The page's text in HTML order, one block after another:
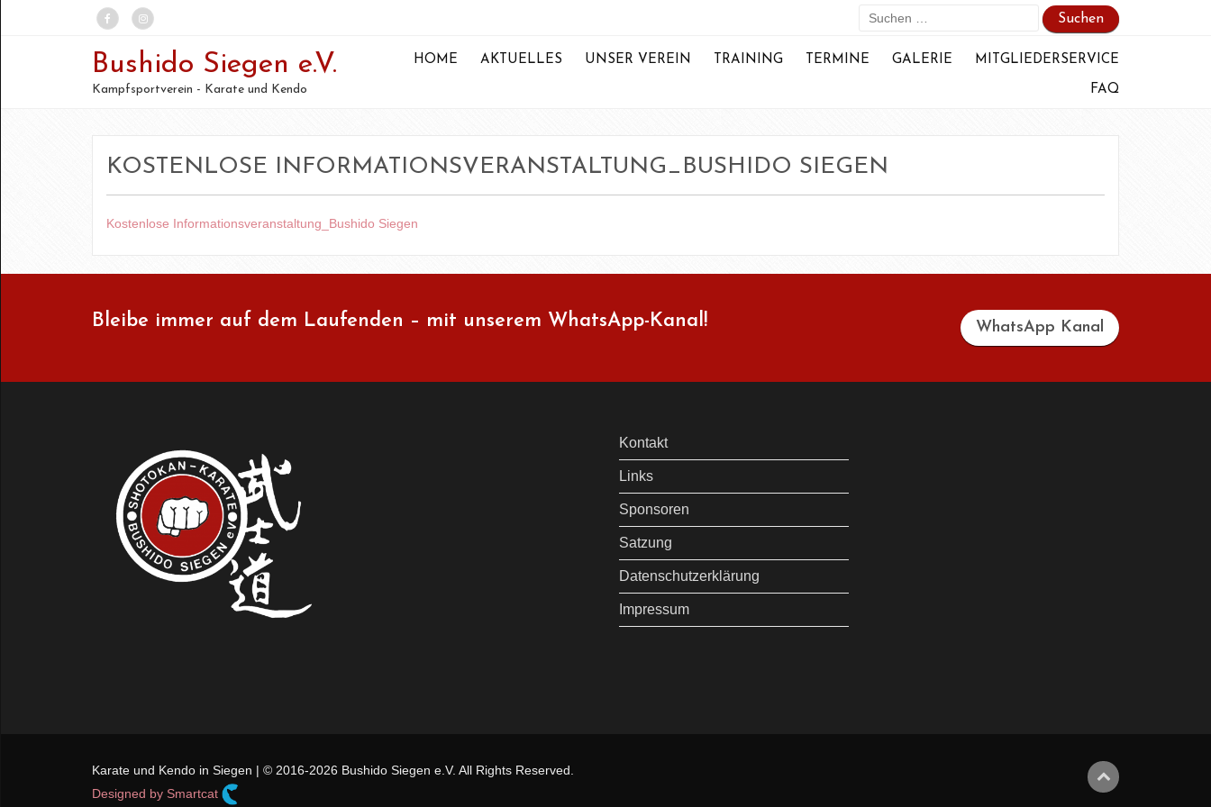
Suchen
nach:
Bushido Siegen e.V.
Kampfsportverein - Karate und Kendo
HOME AKTUELLES UNSER VEREIN TRAINING TERMINE GALERIE MITGLIEDERSERVICE
FAQ
KOSTENLOSE INFORMATIONSVERANSTALTUNG_BUSHIDO SIEGEN
Kostenlose Informationsveranstaltung_Bushido Siegen
Bleibe immer auf dem Laufenden – mit unserem WhatsApp-Kanal! WhatsApp Kanal
Kontakt
Links
Sponsoren
Satzung
Datenschutzerklärung
Impressum
Karate und Kendo in Siegen | © 2016-2026 Bushido Siegen e.V. All Rights Reserved.
Designed by Smartcat